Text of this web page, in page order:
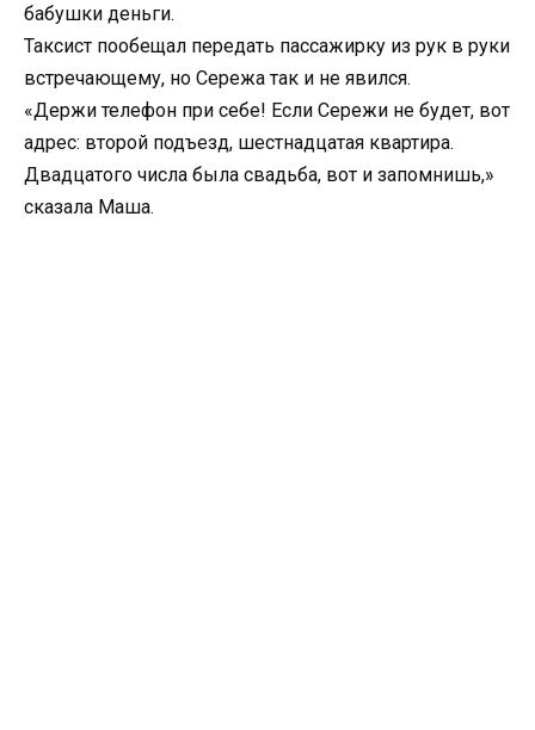
бабушки деньги.
Таксист пообещал передать пассажирку из рук в руки
встречающему, но Сережа так и не явился.
«Держи телефон при себе! Если Сережи не будет, вот
адрес: второй подъезд, шестнадцатая квартира.
Двадцатого числа была свадьба, вот и запомнишь,»
сказала Маша.